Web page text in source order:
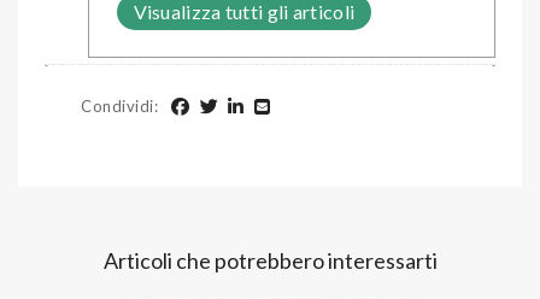
Visualizza tutti gli articoli
Condividi:
Articoli che potrebbero interessarti